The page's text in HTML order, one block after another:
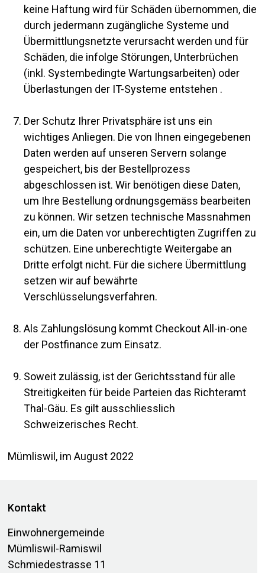
keine Haftung wird für Schäden übernommen, die
durch jedermann zugängliche Systeme und
Übermittlungsnetzte verursacht werden und für
Schäden, die infolge Störungen, Unterbrüchen
(inkl. Systembedingte Wartungsarbeiten) oder
Überlastungen der IT-Systeme entstehen .
Der Schutz Ihrer Privatsphäre ist uns ein
wichtiges Anliegen. Die von Ihnen eingegebenen
Daten werden auf unseren Servern solange
gespeichert, bis der Bestellprozess
abgeschlossen ist. Wir benötigen diese Daten,
um Ihre Bestellung ordnungsgemäss bearbeiten
zu können. Wir setzen technische Massnahmen
ein, um die Daten vor unberechtigten Zugriffen zu
schützen. Eine unberechtigte Weitergabe an
Dritte erfolgt nicht. Für die sichere Übermittlung
setzen wir auf bewährte
Verschlüsselungsverfahren.
Als Zahlungslösung kommt Checkout All-in-one
der Postfinance zum Einsatz.
Soweit zulässig, ist der Gerichtsstand für alle
Streitigkeiten für beide Parteien das Richteramt
Thal-Gäu. Es gilt ausschliesslich
Schweizerisches Recht.
Mümliswil, im August 2022
Footer
Kontakt
Einwohnergemeinde
Mümliswil-Ramiswil
Schmiedestrasse 11